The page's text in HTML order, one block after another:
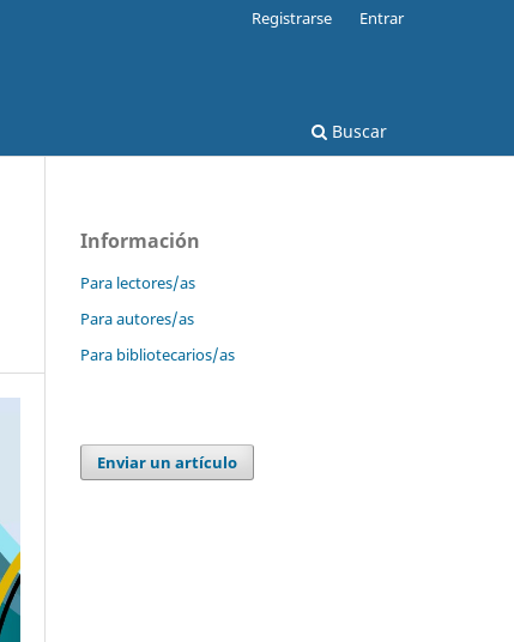
Buscar
Registrarse Entrar
Información
Para lectores/as
Para autores/as
Para bibliotecarios/as
Enviar un artículo